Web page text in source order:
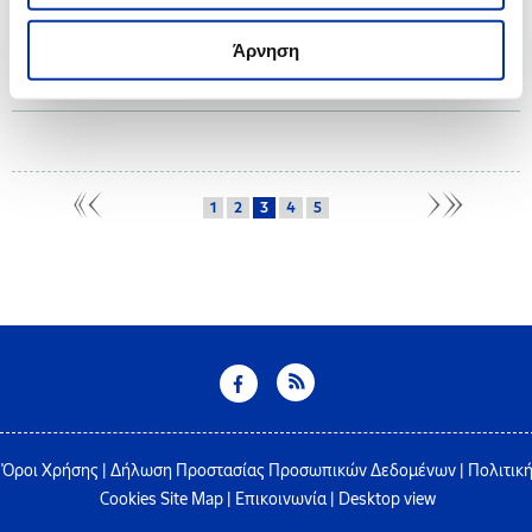
Άρνηση
Ο Όμιλος ΕΛΛΗΝΙΚΑ ΠΕΤΡΕΛΑΙΑ, στο πλαίσιο του Προγράμματος Εταιρικής
Αριστούχους Απόφοιτους Γενικών Ενιαίων και Επαγγελματικών Λυκείων
των ετών 2021 και 2022, από τους όμορους δήμους.
1 2 3 4 5
Όροι Χρήσης Δήλωση Προστασίας Προσωπικών Δεδομένων
Πολιτική
Cookies Site Map| Επικοινωνία| Desktop view